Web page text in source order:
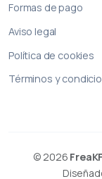
Formas de pago
Aviso legal
Política de cookies
Términos y
© 2026